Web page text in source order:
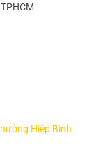
Hiệp Bình